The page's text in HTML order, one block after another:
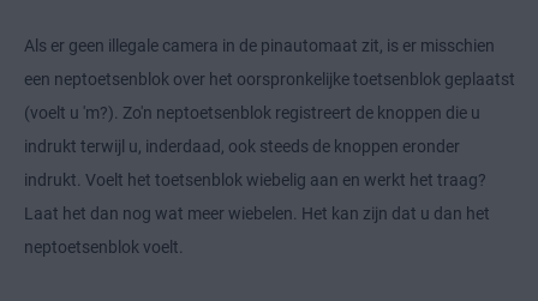
Als er geen illegale camera in de pinautomaat zit, is er misschien
een neptoetsenblok over het oorspronkelijke toetsenblok geplaatst
(voelt u 'm?). Zo'n neptoetsenblok registreert de knoppen die u
indrukt terwijl u, inderdaad, ook steeds de knoppen eronder
indrukt. Voelt het toetsenblok wiebelig aan en werkt het traag?
Laat het dan nog wat meer wiebelen. Het kan zijn dat u dan het
neptoetsenblok voelt.